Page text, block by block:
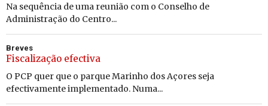
Na sequência de uma reunião com o Conselho de
Administração do Centro...
Breves
Fiscalização efectiva
O PCP quer que o parque Marinho dos Açores seja
efectivamente implementado. Numa...